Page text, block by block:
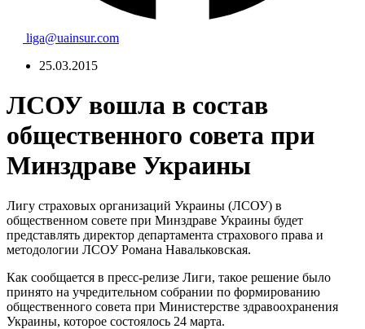
liga@uainsur.com
25.03.2015
ЛСОУ вошла в состав
общественного совета при
Минздраве Украины
Лигу страховых организаций Украины (ЛСОУ) в
общественном совете при Минздраве Украины будет
представлять директор департамента страхового права и
методологии ЛСОУ Романа Навальковская.
Как сообщается в пресс-релизе Лиги, такое решение было
принято на учредительном собрании по формированию
общественного совета при Министерстве здравоохранения
Украины, которое состоялось 24 марта.